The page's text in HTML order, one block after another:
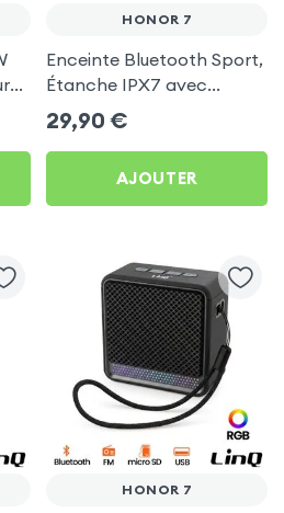
HONOR 7
Enceinte Bluetooth Sport,
Étanche IPX7 avec
Support pour vélo - Noir
pour Honor 7
29,90 €
AJOUTER
HONOR 7